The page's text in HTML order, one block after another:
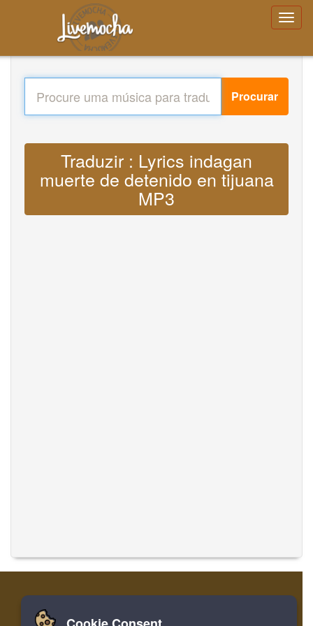
Procurar
Traduzir : Lyrics indagan
muerte de detenido en tijuana
MP3